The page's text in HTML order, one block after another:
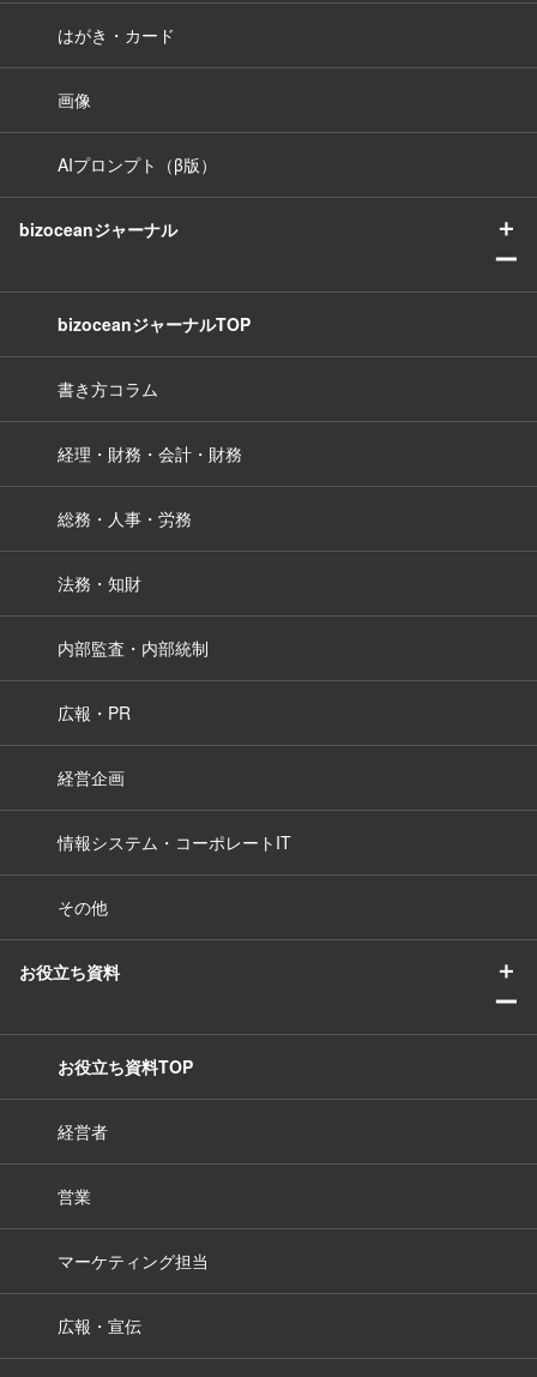
はがき・カード
画像
AIプロンプト（β版）
bizoceanジャーナル
＋
ー
bizoceanジャーナルTOP
書き方コラム
経理・財務・会計・財務
総務・人事・労務
法務・知財
内部監査・内部統制
広報・PR
経営企画
情報システム・コーポレートIT
その他
お役立ち資料
＋
ー
お役立ち資料TOP
経営者
営業
マーケティング担当
広報・宣伝